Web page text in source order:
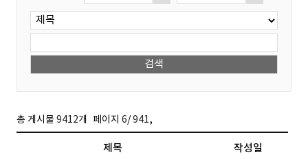
총 게시물 9412개 페이지 6/941,
제목 작성일